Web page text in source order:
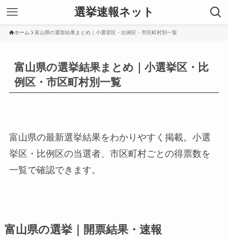
選挙速報ネット
ホーム 富山県の選挙結果まとめ｜小選挙区・比例区・市区町村別一覧
富山県の選挙結果まとめ｜小選挙区・比
例区・市区町村別一覧
富山県の最新選挙結果をわかりやすく掲載。小選
挙区・比例区の当選者、市区町村ごとの得票数を
一覧で確認できます。
富山県の選挙｜開票結果・速報